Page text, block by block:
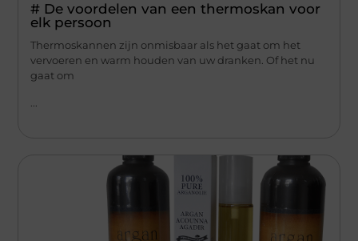
# De voordelen van een thermoskan voor
elk persoon
Thermoskannen zijn onmisbaar als het gaat om het
vervoeren en warm houden van uw dranken. Of het nu
gaat om